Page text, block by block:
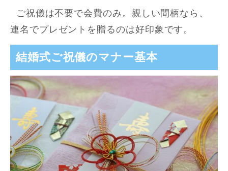
ご祝儀は不要で会費のみ。親しい間柄なら、
連名でプレゼントを贈るのは好印象です。
結婚式ご祝儀のマナー基本